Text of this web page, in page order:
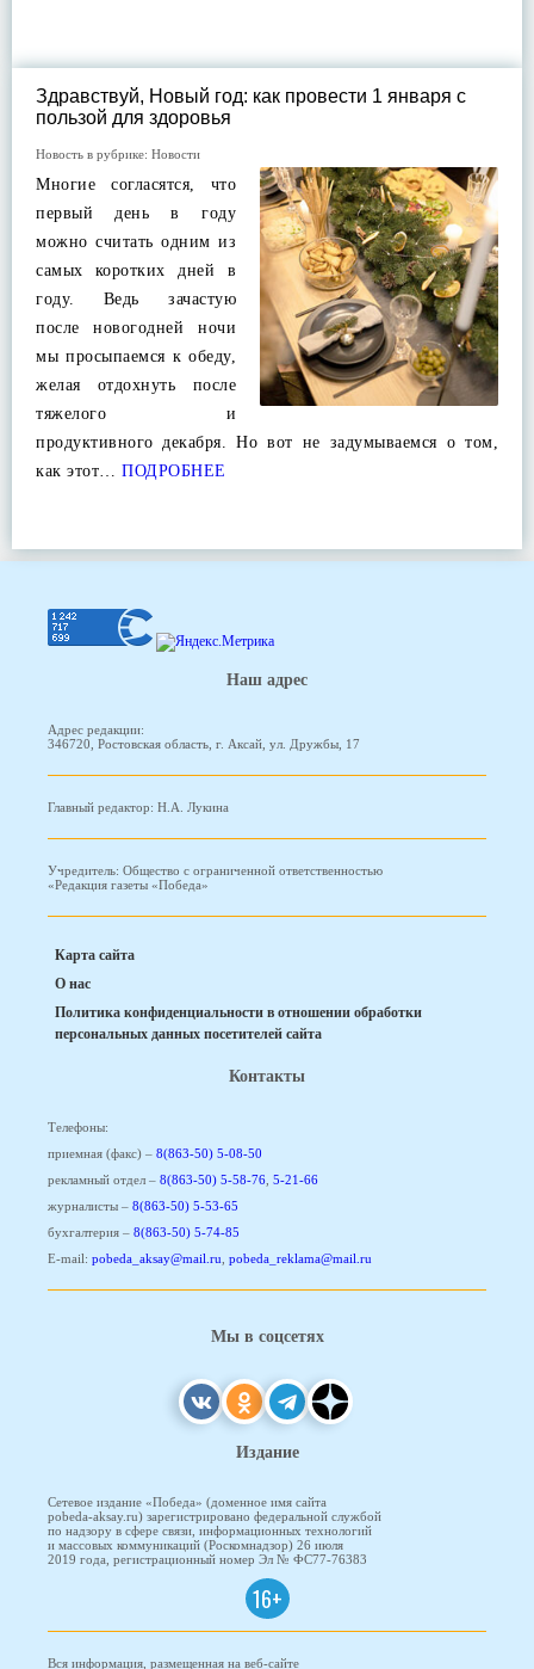
Здравствуй, Новый год: как провести 1 января с
пользой для здоровья
Новость в рубрике: Новости
Многие согласятся, что
первый день в году
можно считать одним из
самых коротких дней в
году. Ведь зачастую
после новогодней ночи
мы просыпаемся к обеду,
желая отдохнуть после
тяжелого и
продуктивного декабря. Но вот не задумываемся о том,
как этот… ПОДРОБНЕЕ
Наш адрес
Адрес редакции:
346720, Ростовская область, г. Аксай, ул. Дружбы, 17
Главный редактор: Н.А. Лукина
Учредитель: Общество с ограниченной ответственностью
«Редакция газеты «Победа»
Карта сайта
О нас
Политика конфиденциальности в отношении обработки
персональных данных посетителей сайта
Контакты
Телефоны:
приемная (факс) – 8(863-50) 5-08-50
рекламный отдел – 8(863-50) 5-58-76 5-21-66
журналисты – 8(863-50) 5-53-65
бухгалтерия – 8(863-50) 5-74-85
E-mail: pobeda_aksay@mail.ru pobeda_reklama@mail.ru
Мы в соцсетях
Издание
Сетевое издание «Победа» (доменное имя сайта
pobeda-aksay.ru) зарегистрировано федеральной службой
по надзору в сфере связи, информационных технологий
и массовых коммуникаций (Роскомнадзор) 26 июля
2019 года, регистрационный номер Эл № ФС77-76383
16+
Вся информация, размещенная на веб-сайте